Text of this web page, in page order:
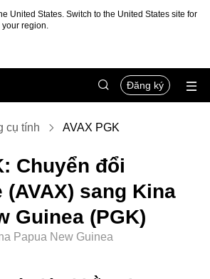
United States. Switch to the United States site for
region.
Đăng ký
cụ tính AVAX PGK
Chuyển đổi
(AVAX) sang Kina
Guinea (PGK)
Papua New Guinea